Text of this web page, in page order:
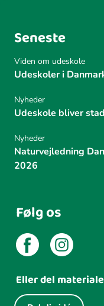
Seneste
Viden om udeskole
Udeskoler i
Nyheder
Udeskole bliver
Nyheder
Naturvejledning
2026
Følg os
Eller del